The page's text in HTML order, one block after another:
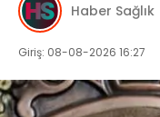
Haber Sağlık
Giriş: 08-08-2026 16:27